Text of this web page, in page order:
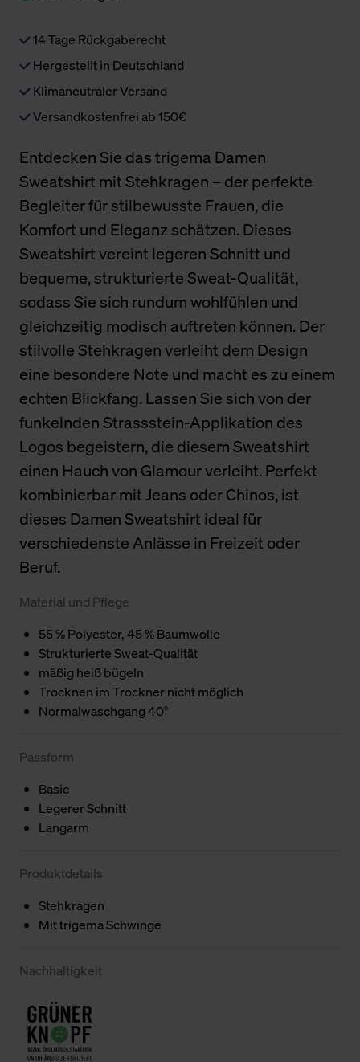
14 Tage Rückgaberecht
Hergestellt in Deutschland
Klimaneutraler Versand
Versandkostenfrei ab 150€
Entdecken Sie das trigema Damen
Sweatshirt mit Stehkragen – der perfekte
Begleiter für stilbewusste Frauen, die
Komfort und Eleganz schätzen. Dieses
Sweatshirt vereint legeren Schnitt und
bequeme, strukturierte Sweat-Qualität,
sodass Sie sich rundum wohlfühlen und
gleichzeitig modisch auftreten können. Der
stilvolle Stehkragen verleiht dem Design
eine besondere Note und macht es zu einem
echten Blickfang. Lassen Sie sich von der
funkelnden Strassstein-Applikation des
Logos begeistern, die diesem Sweatshirt
einen Hauch von Glamour verleiht. Perfekt
kombinierbar mit Jeans oder Chinos, ist
dieses Damen Sweatshirt ideal für
verschiedenste Anlässe in Freizeit oder
Beruf.
Material und Pflege
55 % Polyester, 45 % Baumwolle
Strukturierte Sweat-Qualität
mäßig heiß bügeln
Trocknen im Trockner nicht möglich
Normalwaschgang 40°
Passform
Basic
Legerer Schnitt
Langarm
Produktdetails
Stehkragen
Mit trigema Schwinge
Nachhaltigkeit